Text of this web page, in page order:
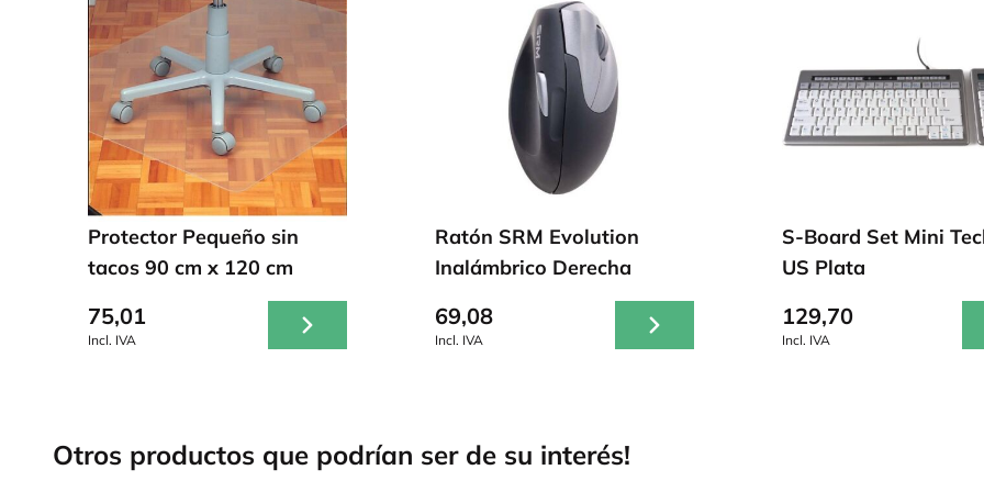
Protector Pequeño sin
tacos 90 cm x 120 cm
75,01
Incl. IVA
Ratón SRM Evolution
Inalámbrico Derecha
69,08
Incl. IVA
S-Board Set Mini
US Plata
129,70
Incl. IVA
Otros productos que podrían ser de su interés!